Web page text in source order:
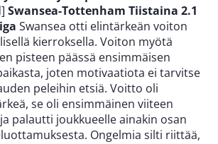
Swansea-Tottenham Tiistaina 2.1
Swansea otti elintärkeän voiton
kierroksella. Voiton myötä
pisteen päässä ensimmäisen
joten motivaatiota ei tarvitse
peleihin etsiä. Voitto oli
se oli ensimmäinen viiteen
palautti joukkueelle ainakin osan
Ongelmia silti riittää,